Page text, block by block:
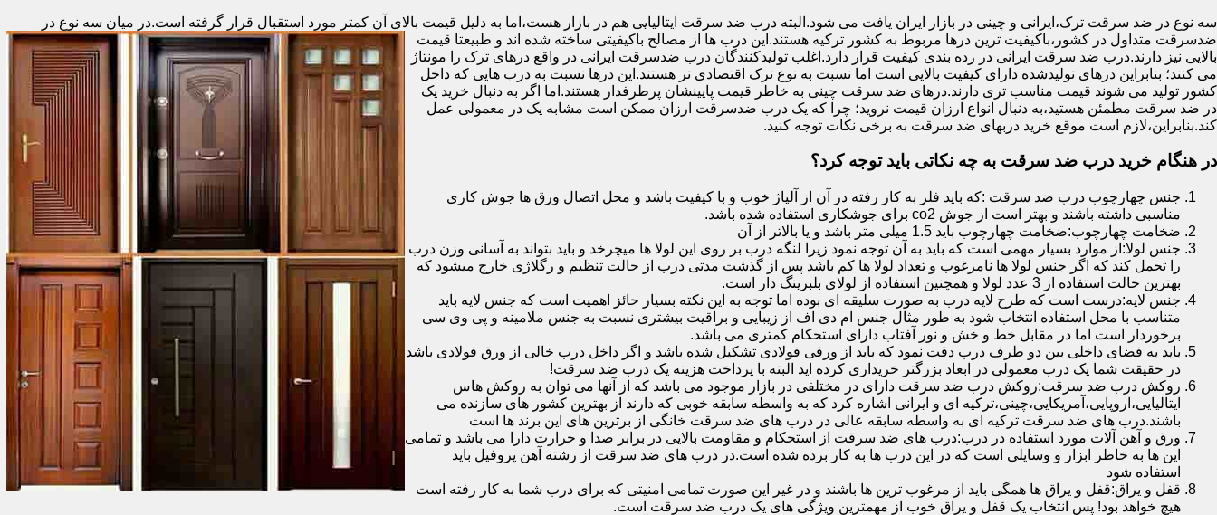
سه نوع در ضد سرقت ترک،ایرانی و چینی در بازار ایران یافت می شود.البته درب ضد سرقت ایتالیایی هم در بازار هست،اما به دلیل قیمت بالای آن کمتر مورد استقبال قرار گرفته است.در میان سه نوع در
ضدسرقت متداول در کشور،باکیفیت ترین درها مربوط به کشور ترکیه هستند.این درب ها از مصالح باکیفیتی ساخته شده اند و طبیعتا قیمت
بالایی نیز دارند.درب ضد سرقت ایرانی در رده بندی کیفیت قرار دارد.اغلب تولیدکنندگان درب ضدسرقت ایرانی در واقع درهای ترک را مونتاژ
می کنند؛ بنابراین درهای تولیدشده دارای کیفیت بالایی است اما نسبت به نوع ترک اقتصادی تر هستند.این درها نسبت به درب هایی که داخل
کشور تولید می شوند قیمت مناسب تری دارند.درهای ضد سرقت چینی به خاطر قیمت پایینشان پرطرفدار هستند.اما اگر به دنبال خرید یک
در ضد سرقت مطمئن هستید،به دنبال انواع ارزان قیمت نروید؛ چرا که یک درب ضدسرقت ارزان ممکن است مشابه یک در معمولی عمل
کند.بنابراین،لازم است موقع خرید دربهای ضد سرقت به برخی نکات توجه کنید.
در هنگام خرید درب ضد سرقت به چه نکاتی باید توجه کرد؟
جنس چهارچوب درب ضد سرقت :که باید فلز به کار رفته در آن از آلیاژ خوب و با کیفیت باشد و محل اتصال ورق ها جوش کاری
مناسبی داشته باشند و بهتر است از جوش co2 برای جوشکاری استفاده شده باشد.
ضخامت چهارچوب:ضخامت چهارچوب باید 1.5 میلی متر باشد و یا بالاتر از آن
جنس لولا:از موارد بسیار مهمی است که باید به آن توجه نمود زیرا لنگه درب بر روی این لولا ها میچرخد و باید بتواند به آسانی وزن درب
را تحمل کند که اگر جنس لولا ها نامرغوب و تعداد لولا ها کم باشد پس از گذشت مدتی درب از حالت تنظیم و رگلاژی خارج میشود که
بهترین حالت استفاده از 3 عدد لولا و همچنین استفاده از لولای بلبرینگ دار است.
جنس لایه:درست است که طرح لایه درب به صورت سلیقه ای بوده اما توجه به این نکته بسیار حائز اهمیت است که جنس لایه باید
متناسب با محل استفاده انتخاب شود به طور مثال جنس ام دی اف از زیبایی و براقیت بیشتری نسبت به جنس ملامینه و پی وی سی
برخوردار است اما در مقابل خط و خش و نور آفتاب دارای استحکام کمتری می باشد.
باید به فضای داخلی بین دو طرف درب دقت نمود که باید از ورقی فولادی تشکیل شده باشد و اگر داخل درب خالی از ورق فولادی باشد
در حقیقت شما یک درب معمولی در ابعاد بزرگتر خریداری کرده اید البته با پرداخت هزینه یک درب ضد سرقت!
روکش درب ضد سرقت:روکش درب ضد سرقت دارای در مختلفی در بازار موجود می باشد که از آنها می توان به روکش هاس
ایتالیایی،اروپایی،آمریکایی،چینی،ترکیه ای و ایرانی اشاره کرد که به واسطه سابقه خوبی که دارند از بهترین کشور های سازنده می
باشند.درب های ضد سرقت ترکیه ای به واسطه سابقه عالی در درب های ضد سرقت خانگی از برترین های این برند ها است
ورق و آهن آلات مورد استفاده در درب:درب های ضد سرقت از استحکام و مقاومت بالایی در برابر صدا و حرارت دارا می باشد و تمامی
این ها به خاطر ابزار و وسایلی است که در این درب ها به کار برده شده است.در درب های ضد سرقت از رشته آهن پروفیل باید
استفاده شود
قفل و یراق:قفل و یراق ها همگی باید از مرغوب ترین ها باشند و در غیر این صورت تمامی امنیتی که برای درب شما به کار رفته است
هیچ خواهد بود! پس انتخاب یک قفل و یراق خوب از مهمترین ویژگی های یک درب ضد سرقت است.